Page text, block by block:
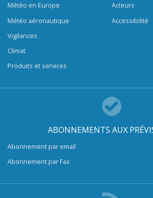
Météo en Europe
Météo aéronautique
Vigilances
Climat
Produits et services
Acteurs
Accessibilité
ABONNEMENTS AUX
Abonnement par email
Abonnement par Fax